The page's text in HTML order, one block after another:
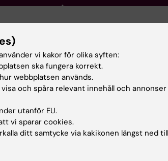
i stamcellsbiologi och regenerativ
institutionen för cell- och
producerar blodceller. Forskningen
hur den regleras, dels om orsakerna till
vi kakor för olika syften:
ska fungera korrekt.
webbplatsen används.
och spåra relevant innehåll och
utanför EU.
vi sparar cookies.
ditt samtycke via kakikonen längst ned